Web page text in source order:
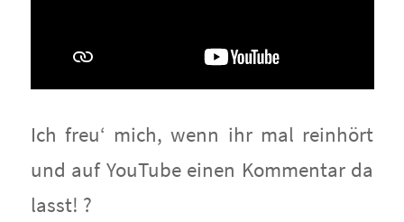
Ich freu‘ mich, wenn ihr mal reinhört
und auf YouTube einen Kommentar da
lasst! ?